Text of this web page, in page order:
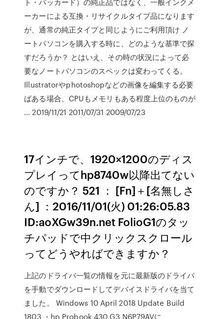
ーカーによる互換・リサイクルタイプ品になります
が、通常の純正タイプと同じようにご利用頂け ノ
ートパソコンを購入する時に、どのような基準で探
すだろうか？ とはいえ、その時の状況によって必
要なノートパソコンのスペックは変わってくる。
Illustratorやphotoshopなどの画像を編集する必要
ばある場合、CPUもメモリもある程度上位のものが
… 2019/11/21 2011/07/31 2009/07/23
17インチで、1920×1200のディス
プレイってhp8740w以降出てない
のですか？ 521 ： [Fn]＋[名無しさ
ん] ：2016/11/01(火) 01:26:05.83
ID:aoXGw39n.net FolioG1のタッ
チパッドで中クリックスクロール
ってどうやればできますか？
上記のドライバ一覧の情報を元に最新版のドライバ
を手動でダウンロードしてデバイスドライバを当て
ました。 Windows 10 April 2018 Update Build
1803 ・hp Probook 430 G3 N6P79AVに